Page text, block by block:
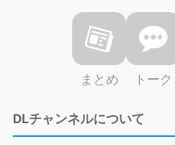
まとめ トーク
DLチャンネルについて